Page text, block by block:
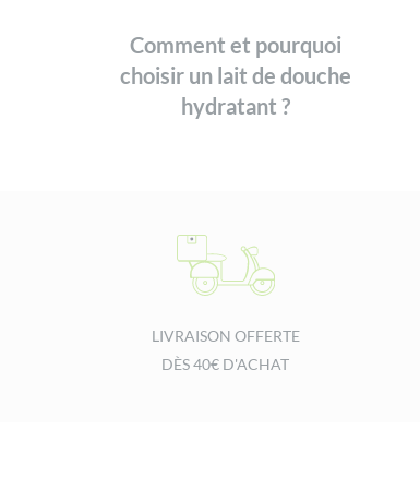
Comment et pourquoi
choisir un lait de douche
hydratant ?
LIVRAISON OFFERTE
DÈS 40€ D'ACHAT